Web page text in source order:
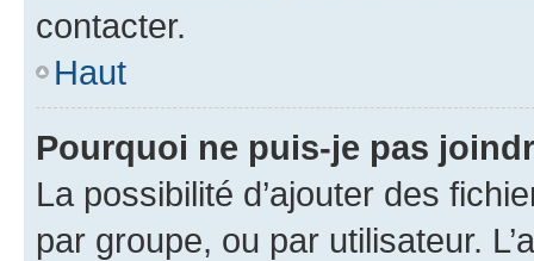
contacter.
Haut
Pourquoi ne puis-je pas
La possibilité d’ajouter des
par groupe, ou par utilisateur.